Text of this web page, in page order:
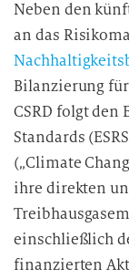
Neben den
an das
Bilanzierung
CSRD folgt den
Standards
(„Climate
ihre direkten
einschließlich
finanzierten